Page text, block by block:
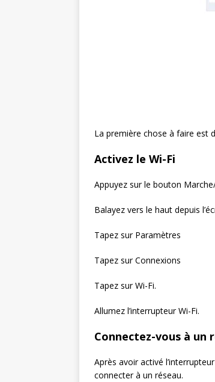
La première chose à faire est
Activez le Wi-Fi
Appuyez sur le bouton
Balayez vers le haut depuis
Tapez sur Paramètres
Tapez sur Connexions
Tapez sur Wi-Fi.
Allumez l’interrupteur Wi-Fi.
Connectez-vous à un
Après avoir activé
connecter à un réseau.